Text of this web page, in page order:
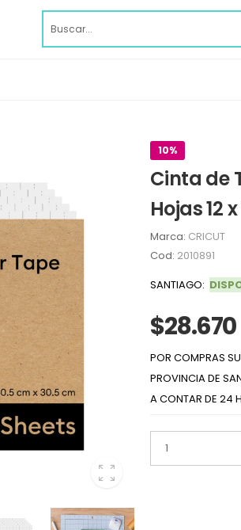
10%
Cinta de
Hojas 12
Marca: CRICUT
Cod: 2010891
SANTIAGO:
$28.670
POR COMPRAS
PROVINCIA DE
A CONTAR DE 24